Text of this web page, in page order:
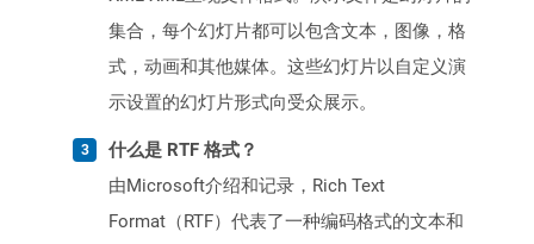
集合，每个幻灯片都可以包含文本，图像，格
式，动画和其他媒体。这些幻灯片以自定义演
示设置的幻灯片形式向受众展示。
什么是 RTF 格式？
由Microsoft介绍和记录，Rich Text
Format（RTF）代表了一种编码格式的文本和